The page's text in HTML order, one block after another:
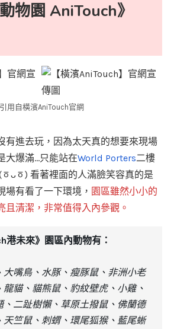
物園 AniTouch》
引用自橫濱AniTouch官網
有進去玩，因為太天真的想要來現場
大爆滿…只能站在World Porters二樓
ᴗㆆ) 看著裡面的人滿臉笑容真的是
場有看了一下環境， 園區雖然小小的
且清潔，非常值得入內參觀。
港未來》園區內動物有：
大嘴鳥、水豚、瘦豚鼠、非洲小老
龍貓、貓熊鼠、豹紋壁虎、小雞、
、二趾樹懶、草原土撥鼠、佛蘭德
天竺鼠、刺蝟、環尾狐猴、藍尾蜥